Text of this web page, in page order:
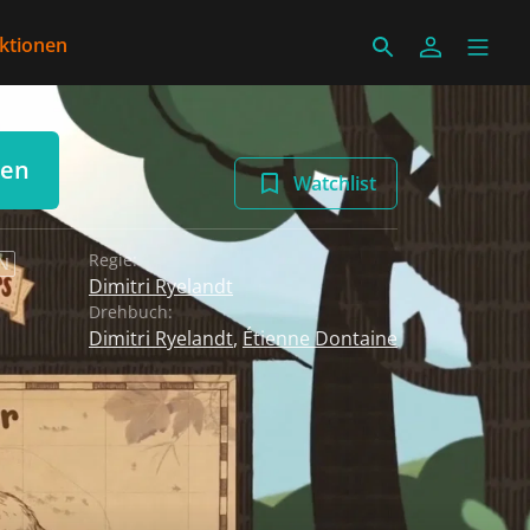
Watchlist
Regie:
Dimitri Ryelandt
Drehbuch:
Dimitri Ryelandt, Étienne Dontaine